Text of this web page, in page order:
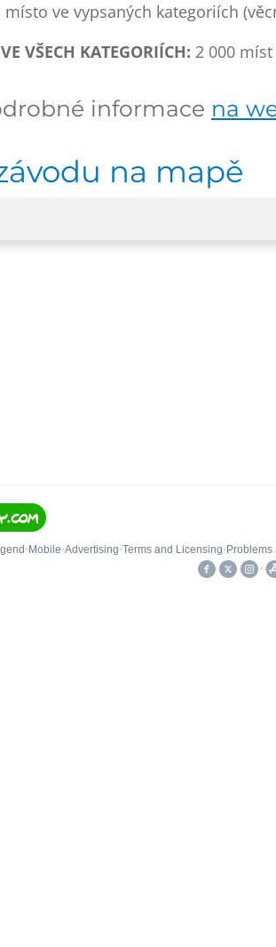
místo ve vypsaných kategoriích
VŠECH KATEGORIÍCH: 2 000 míst
informace na
na mapě